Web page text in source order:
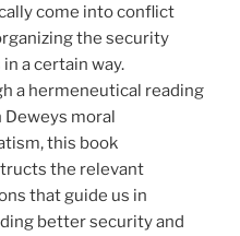
come into conflict
the security
a certain way.
a hermeneutical reading
Deweys moral
this book
the relevant
that guide us in
better security and